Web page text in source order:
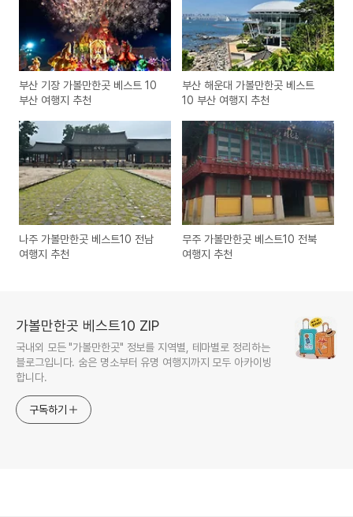
부산 기장 가볼만한곳 베스트 10
부산 여행지 추천
부산 해운대 가볼만한곳 베스트
10 부산 여행지 추천
나주 가볼만한곳 베스트10 전남
여행지 추천
무주 가볼만한곳 베스트10 전북
여행지 추천
가볼만한곳 베스트10 ZIP
국내외 모든 "가볼만한곳" 정보를 지역별, 테마별로 정리하는
블로그입니다. 숨은 명소부터 유명 여행지까지 모두 아카이빙
합니다.
구독하기